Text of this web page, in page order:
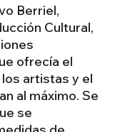
Berriel,
Cultural,
ofrecía el
artistas y el
al máximo. Se
se